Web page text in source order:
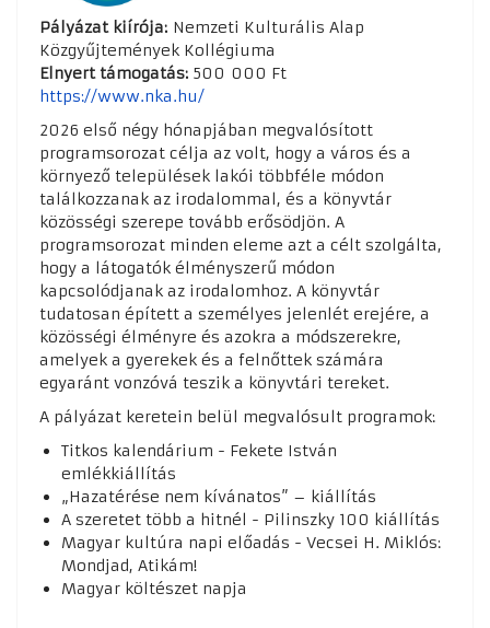
Pályázat kiírója: Nemzeti Kulturális Alap
Közgyűjtemények Kollégiuma
Elnyert támogatás: 500 000 Ft
https://www.nka.hu/
2026 első négy hónapjában megvalósított
programsorozat célja az volt, hogy a város és a
környező települések lakói többféle módon
találkozzanak az irodalommal, és a könyvtár
közösségi szerepe tovább erősödjön. A
programsorozat minden eleme azt a célt szolgálta,
hogy a látogatók élményszerű módon
kapcsolódjanak az irodalomhoz. A könyvtár
tudatosan épített a személyes jelenlét erejére, a
közösségi élményre és azokra a módszerekre,
amelyek a gyerekek és a felnőttek számára
egyaránt vonzóvá teszik a könyvtári tereket.
A pályázat keretein belül megvalósult programok:
Titkos kalendárium - Fekete István
emlékkiállítás
„Hazatérése nem kívánatos” – kiállítás
A szeretet több a hitnél - Pilinszky 100 kiállítás
Magyar kultúra napi előadás - Vecsei H. Miklós:
Mondjad, Atikám!
Magyar költészet napja